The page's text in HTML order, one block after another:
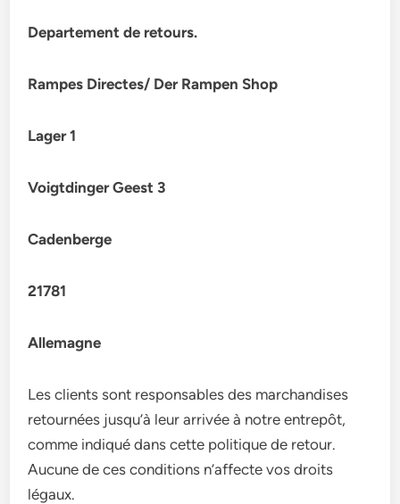
Departement de retours.
Rampes Directes/ Der Rampen Shop
Lager 1
Voigtdinger Geest 3
Cadenberge
21781
Allemagne
Les clients sont responsables des marchandises
retournées jusqu’à leur arrivée à notre entrepôt,
comme indiqué dans cette politique de retour.
Aucune de ces conditions n’affecte vos droits
légaux.